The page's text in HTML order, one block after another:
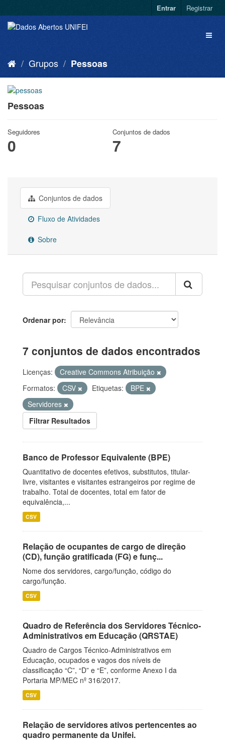
Entrar Registrar
Grupos Pessoas
Pessoas
Seguidores
0
Conjuntos de dados
7
Conjuntos de dados
Fluxo de Atividades
Sobre
Ordenar por
7 conjuntos de dados encontrados
Licenças:
Creative Commons Atribuição
Formatos:
CSV Etiquetas:
BPE
Servidores
Filtrar Resultados
Banco de Professor Equivalente (BPE)
Quantitativo de docentes efetivos, substitutos, titular-
livre, visitantes e visitantes estrangeiros por regime de
trabalho. Total de docentes, total em fator de
equivalência,...
CSV
Relação de ocupantes de cargo de direção
(CD), função gratificada (FG) e funç...
Nome dos servidores, cargo/função, código do
cargo/função.
CSV
Quadro de Referência dos Servidores Técnico-
Administrativos em Educação (QRSTAE)
Quadro de Cargos Técnico-Administrativos em
Educação, ocupados e vagos dos níveis de
classificação “C”, “D” e “E”, conforme Anexo I da
Portaria MP/MEC nº 316/2017.
CSV
Relação de servidores ativos pertencentes ao
quadro permanente da Unifei.